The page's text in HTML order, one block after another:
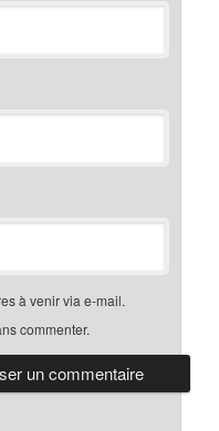
à venir via e-mail.
commenter.